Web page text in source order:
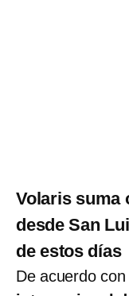
Volaris suma
desde San
de estos días
De acuerdo